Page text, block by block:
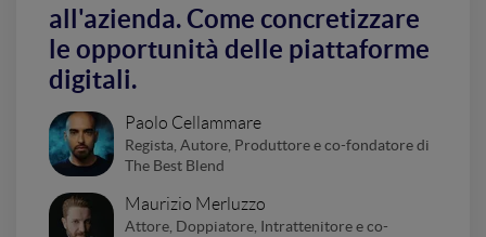
all'azienda. Come concretizzare
le opportunità delle piattaforme
digitali.
Paolo Cellammare
Regista, Autore, Produttore e co-fondatore di
The Best Blend
Maurizio Merluzzo
Attore, Doppiatore, Intrattenitore e co-